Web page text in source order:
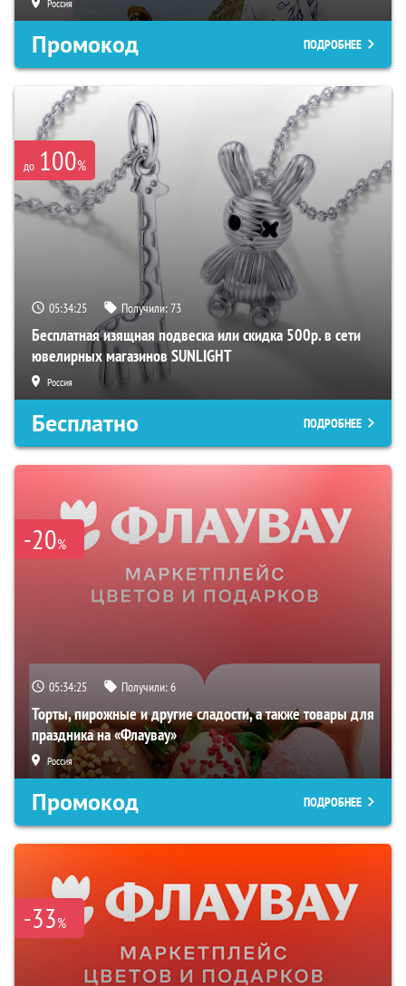
Россия
Промокод ПОДРОБНЕЕ
до 100%
05:34:24 Получили:73
Бесплатная изящная подвеска или скидка 500р. в сети
ювелирных магазинов SUNLIGHT
Россия
Бесплатно ПОДРОБНЕЕ
-20%
05:34:24 Получили:6
Торты, пирожные и другие сладости, а также товары для
праздника на «Флаувау»
Россия
Промокод ПОДРОБНЕЕ
-33%